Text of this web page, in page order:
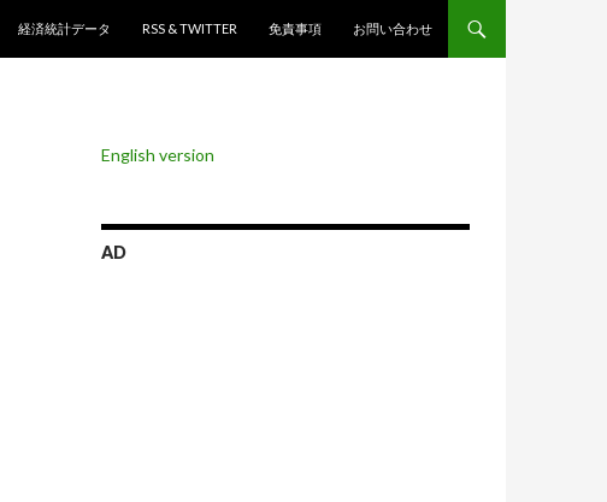
経済統計データ
RSS & TWITTER 免責事項 お問い合わせ
English version
AD